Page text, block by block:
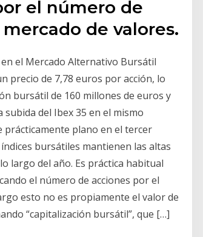
el número de
de valores.
el Mercado Alternativo Bursátil
precio de 7,78 euros por acción, lo
bursátil de 160 millones de euros y
del Ibex 35 en el mismo
prácticamente plano en el tercer
bursátiles mantienen las altas
largo del año. Es práctica habitual
el número de acciones por el
esto no es propiamente el valor de
“capitalización bursátil”, que […]